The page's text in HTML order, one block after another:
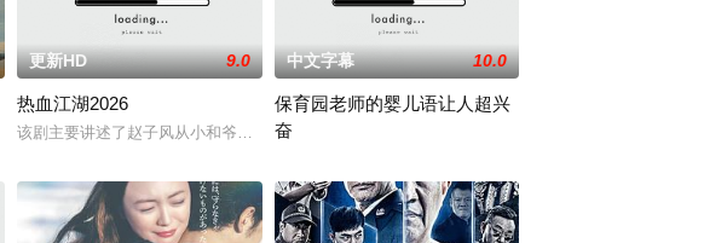
携枪遁入茫茫戈壁。刑警杨志刚凭现场足迹
业于同一所大学。他们和很多年轻人一样，自以为是，敏感错弱，没有被认可的才华。他
更新HD 9.0
热血江湖2026
该剧主要讲述了赵子风从小和爷爷在乡下习武，长大后从乡野来到大城市寻找自己的一处立足之地。在
中文字幕 10.0
保育园老师的婴儿语让人超兴
奋